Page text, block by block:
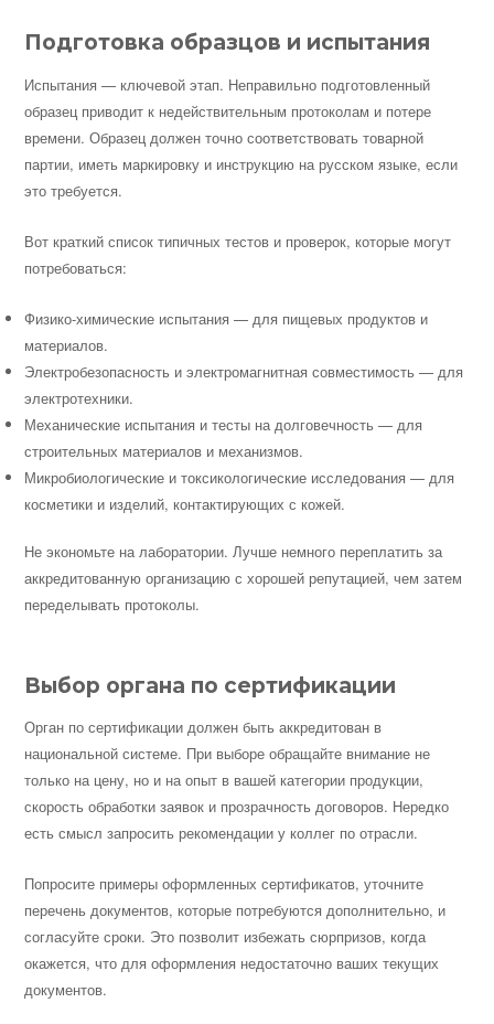
Подготовка образцов и испытания
Испытания — ключевой этап. Неправильно подготовленный
образец приводит к недействительным протоколам и потере
времени. Образец должен точно соответствовать товарной
партии, иметь маркировку и инструкцию на русском языке, если
это требуется.
Вот краткий список типичных тестов и проверок, которые могут
потребоваться:
Физико-химические испытания — для пищевых продуктов и
материалов.
Электробезопасность и электромагнитная совместимость — для
электротехники.
Механические испытания и тесты на долговечность — для
строительных материалов и механизмов.
Микробиологические и токсикологические исследования — для
косметики и изделий, контактирующих с кожей.
Не экономьте на лаборатории. Лучше немного переплатить за
аккредитованную организацию с хорошей репутацией, чем затем
переделывать протоколы.
Выбор органа по сертификации
Орган по сертификации должен быть аккредитован в
национальной системе. При выборе обращайте внимание не
только на цену, но и на опыт в вашей категории продукции,
скорость обработки заявок и прозрачность договоров. Нередко
есть смысл запросить рекомендации у коллег по отрасли.
Попросите примеры оформленных сертификатов, уточните
перечень документов, которые потребуются дополнительно, и
согласуйте сроки. Это позволит избежать сюрпризов, когда
окажется, что для оформления недостаточно ваших текущих
документов.